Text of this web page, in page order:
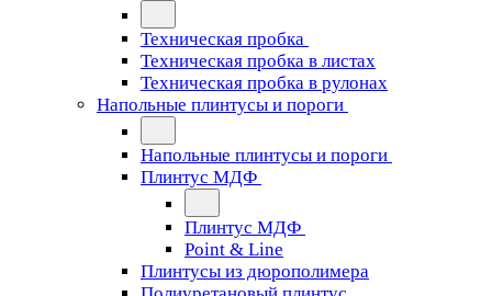
Техническая пробка
Техническая пробка в листах
Техническая пробка в рулонах
Напольные плинтусы и пороги
Напольные плинтусы и пороги
Плинтус МДФ
Плинтус МДФ
Point & Line
Плинтусы из дюрополимера